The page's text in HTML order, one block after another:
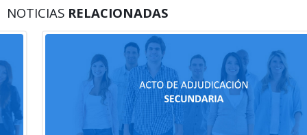
NOTICIAS RELACIONADAS